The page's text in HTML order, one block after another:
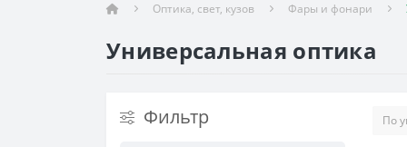
Оптика, свет, кузов Фары и фонари
Универсальная оптика
Фильтр